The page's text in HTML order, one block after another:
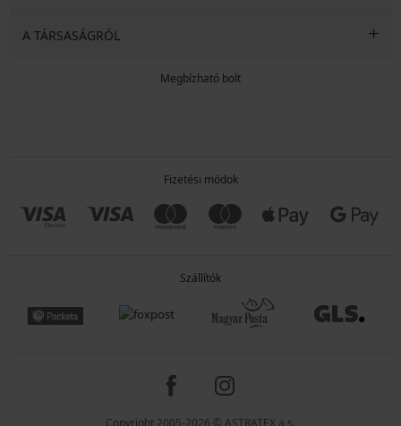
A TÁRSASÁGRÓL
Megbízható bolt
Fizetési módok
Szállítók
Copyright 2005-2026 © ASTRATEX a.s.